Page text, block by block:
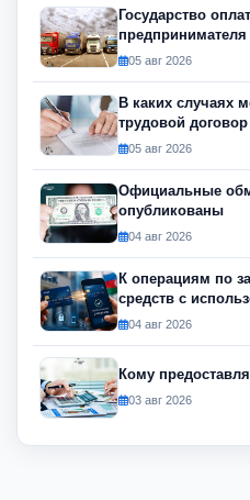
Государство
05 авг 2026
В каких случаях
трудовой
инвалидностью?
05 авг 2026
Официальные
опубликованы
04 авг 2026
К операциям по
средств с
инструментов
04 авг 2026
Кому
03 авг 2026